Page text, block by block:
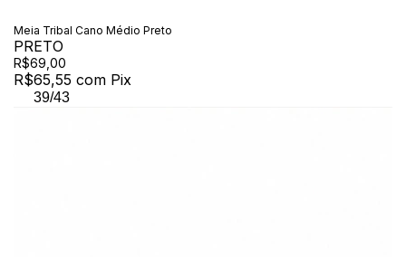
Meia Tribal Cano Médio Preto
PRETO
R$69,00
R$65,55 com Pix
39/43